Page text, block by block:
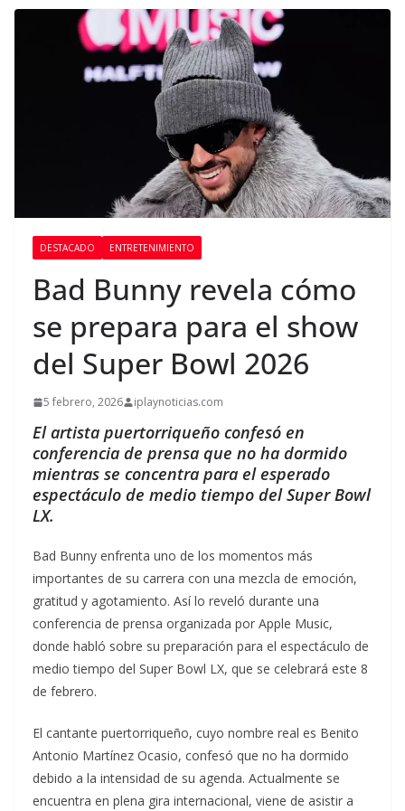
DESTACADO ENTRETENIMIENTO
Bad Bunny revela cómo
se prepara para el show
del Super Bowl 2026
5 febrero, 2026 iplaynoticias.com
El artista puertorriqueño confesó en
conferencia de prensa que no ha dormido
mientras se concentra para el esperado
espectáculo de medio tiempo del Super Bowl
LX.
Bad Bunny enfrenta uno de los momentos más
importantes de su carrera con una mezcla de emoción,
gratitud y agotamiento. Así lo reveló durante una
conferencia de prensa organizada por Apple Music,
donde habló sobre su preparación para el espectáculo de
medio tiempo del Super Bowl LX, que se celebrará este 8
de febrero.
El cantante puertorriqueño, cuyo nombre real es Benito
Antonio Martínez Ocasio, confesó que no ha dormido
debido a la intensidad de su agenda. Actualmente se
encuentra en plena gira internacional, viene de asistir a